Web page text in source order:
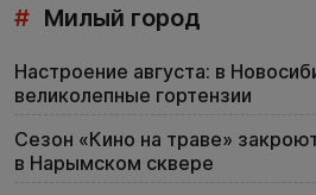
# Милый город
Настроение августа: в
великолепные гортензии
Сезон «Кино на траве»
в Нарымском сквере